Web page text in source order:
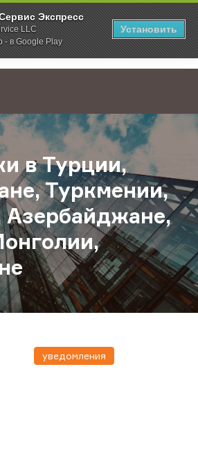
Экспресс
LLC
- в Google Play
Установить
Новости Праздники в Турции,
в Турции,
Туркмении,
уведомления